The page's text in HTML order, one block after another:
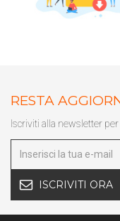
RESTA
Iscriviti alla newsletter
ISCRIVITI ORA